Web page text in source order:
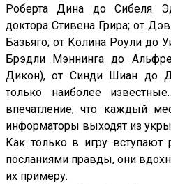
Роберта Дина до Сибеля
доктора Стивена Грира; от
Базьяго; от Колина Роули до
Брэдли Мэннинга до
Дикон), от Синди Шиан до
только наиболее
впечатление, что каждый
информаторы выходят из
Как только в игру вступают
посланиями правды, они
их примеру.